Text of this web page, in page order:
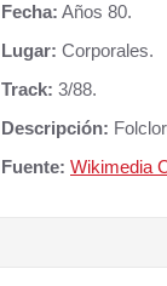
Fecha: Años 80.
Lugar: Corporales.
Track: 3/88.
Descripción:
Fuente: Wikimedia